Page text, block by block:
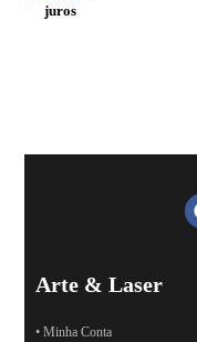
juros
Arte & Laser
• Minha Conta